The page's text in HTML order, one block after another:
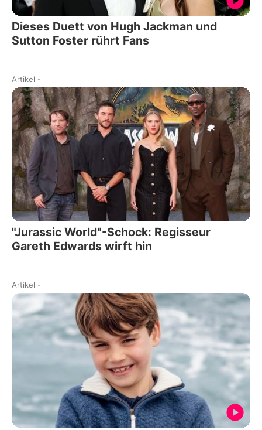
Dieses Duett von Hugh Jackman und
Sutton Foster rührt Fans
Artikel -
"Jurassic World"-Schock: Regisseur
Gareth Edwards wirft hin
Artikel -